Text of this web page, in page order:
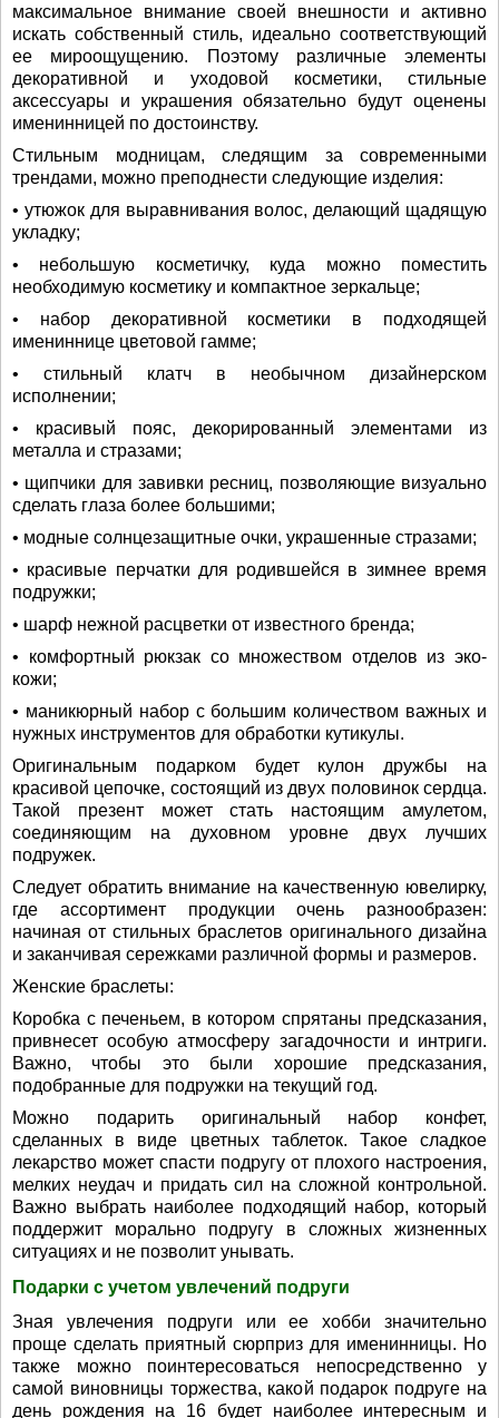
максимальное внимание своей внешности и активно
искать собственный стиль, идеально соответствующий
ее мироощущению. Поэтому различные элементы
декоративной и уходовой косметики, стильные
аксессуары и украшения обязательно будут оценены
именинницей по достоинству.
Стильным модницам, следящим за современными
трендами, можно преподнести следующие изделия:
• утюжок для выравнивания волос, делающий щадящую
укладку;
• небольшую косметичку, куда можно поместить
необходимую косметику и компактное зеркальце;
• набор декоративной косметики в подходящей
имениннице цветовой гамме;
• стильный клатч в необычном дизайнерском
исполнении;
• красивый пояс, декорированный элементами из
металла и стразами;
• щипчики для завивки ресниц, позволяющие визуально
сделать глаза более большими;
• модные солнцезащитные очки, украшенные стразами;
• красивые перчатки для родившейся в зимнее время
подружки;
• шарф нежной расцветки от известного бренда;
• комфортный рюкзак со множеством отделов из эко-
кожи;
• маникюрный набор с большим количеством важных и
нужных инструментов для обработки кутикулы.
Оригинальным подарком будет кулон дружбы на
красивой цепочке, состоящий из двух половинок сердца.
Такой презент может стать настоящим амулетом,
соединяющим на духовном уровне двух лучших
подружек.
Следует обратить внимание на качественную ювелирку,
где ассортимент продукции очень разнообразен:
начиная от стильных браслетов оригинального дизайна
и заканчивая сережками различной формы и размеров.
Женские браслеты:
Коробка с печеньем, в котором спрятаны предсказания,
привнесет особую атмосферу загадочности и интриги.
Важно, чтобы это были хорошие предсказания,
подобранные для подружки на текущий год.
Можно подарить оригинальный набор конфет,
сделанных в виде цветных таблеток. Такое сладкое
лекарство может спасти подругу от плохого настроения,
мелких неудач и придать сил на сложной контрольной.
Важно выбрать наиболее подходящий набор, который
поддержит морально подругу в сложных жизненных
ситуациях и не позволит унывать.
Подарки с учетом увлечений подруги
Зная увлечения подруги или ее хобби значительно
проще сделать приятный сюрприз для именинницы. Но
также можно поинтересоваться непосредственно у
самой виновницы торжества, какой подарок подруге на
день рождения на 16 будет наиболее интересным и